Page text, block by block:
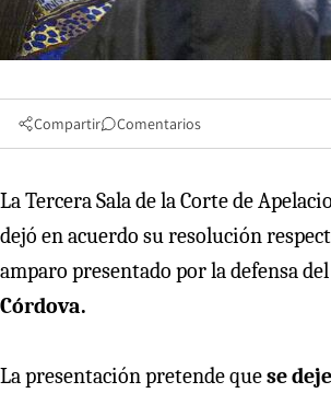
Compartir Comentarios
La Tercera Sala de la Corte de
dejó en acuerdo su resolución
amparo presentado por la defensa del
Córdova.
La presentación pretende quese